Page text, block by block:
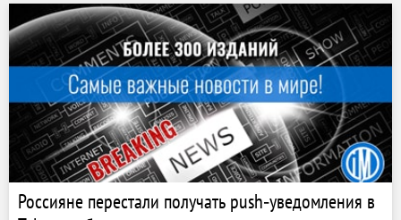
Россияне перестали получать push‑уведомления в